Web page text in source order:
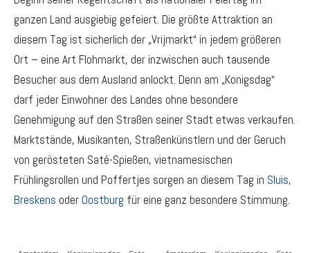
ganzen Land ausgiebig gefeiert. Die größte Attraktion an
diesem Tag ist sicherlich der „Vrijmarkt“ in jedem größeren
Ort – eine Art Flohmarkt, der inzwischen auch tausende
Besucher aus dem Ausland anlockt. Denn am „Konigsdag“
darf jeder Einwohner des Landes ohne besondere
Genehmigung auf den Straßen seiner Stadt etwas verkaufen.
Marktstände, Musikanten, Straßenkünstlern und der Geruch
von gerösteten Saté-Spießen, vietnamesischen
Frühlingsrollen und Poffertjes sorgen an diesem Tag in Sluis,
Breskens oderOostburg für eine ganz besondere Stimmung.